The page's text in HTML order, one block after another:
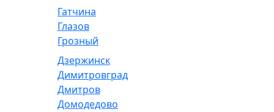
Гатчина
Глазов
Грозный
Дзержинск
Димитровград
Дмитров
Домодедово